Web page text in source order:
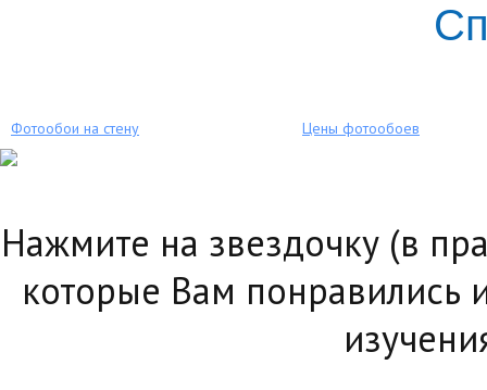
Фотообои на стену Цены фотообоев
Нажмите на звездочку (в
которые Вам понравились